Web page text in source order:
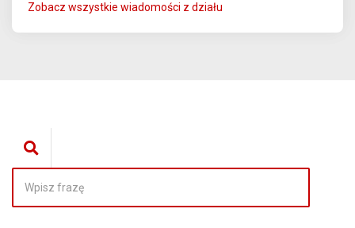
Zobacz wszystkie wiadomości z działu